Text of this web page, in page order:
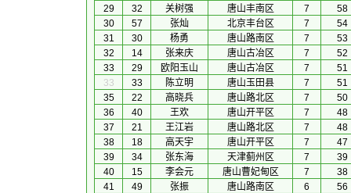
29
32 关树强 唐山丰南区 7
58
30
57 张灿 北京丰台区 7
54
31
30 杨勇 唐山路南区 7
53
32
14 张来庆 唐山古冶区 7
52
33
29 欧阳玉山 唐山古冶区 7
51
33
33 陈立明 唐山玉田县 7
51
35
22 高晓兵 唐山路北区 7
50
36
40 王欢 唐山开平区 7
48
37
21 王江岩 唐山路北区 7
48
38
18 高天宇 唐山开平区 7
47
39
34 张东海 天津蓟州区 7
39
40
15 李会元 唐山曹妃甸区 7
38
41
49 张振 唐山路南区 6
56